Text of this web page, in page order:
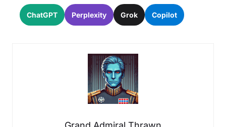
ChatGPT Perplexity Grok Copilot